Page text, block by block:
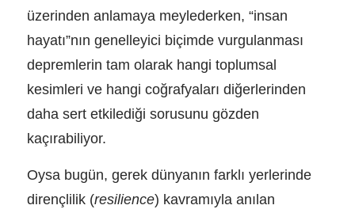
üzerinden anlamaya meylederken, “insan
hayatı”nın genelleyici biçimde vurgulanması
depremlerin tam olarak hangi toplumsal
kesimleri ve hangi coğrafyaları diğerlerinden
daha sert etkilediği sorusunu gözden
kaçırabiliyor.
Oysa bugün, gerek dünyanın farklı yerlerinde
dirençlilik (resilience) kavramıyla anılan